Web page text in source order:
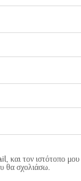
τον ιστότοπο μου
θα σχολιάσω.